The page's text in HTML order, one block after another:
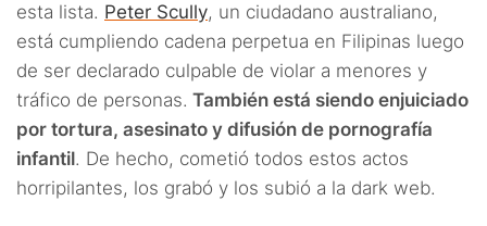
esta lista. Peter Scully, un ciudadano australiano,
está cumpliendo cadena perpetua en Filipinas luego
de ser declarado culpable de violar a menores y
tráfico de personas. También está siendo enjuiciado
por tortura, asesinato y difusión de pornografía
infantil. De hecho, cometió todos estos actos
horripilantes, los grabó y los subió a la dark web.